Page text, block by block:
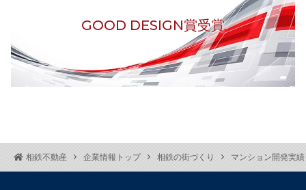
相鉄不動産 企業情報トップ 相鉄の街づくり マンション開発実績
GOOD DESIGN賞受賞